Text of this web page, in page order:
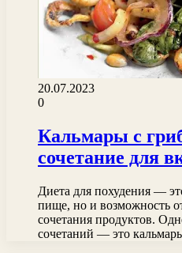
20.07.2023
0
Кальмары с
сочетание для
Диета для похудения —
пище, но и возможность
сочетания продуктов.
сочетаний — это